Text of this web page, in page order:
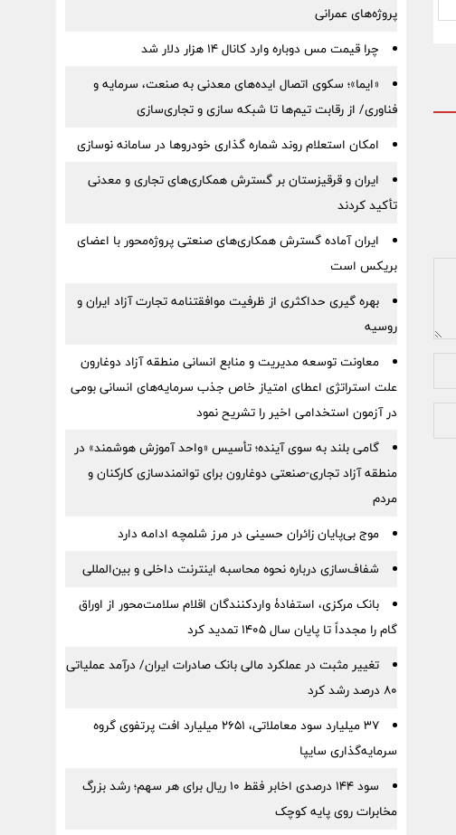
پروژه‌های عمرانی
چرا قیمت مس دوباره وارد کانال ۱۴ هزار دلار شد
«ایما»؛ سکوی اتصال ایده‌های معدنی به صنعت، سرمایه و
فناوری/ از رقابت تیم‌ها تا شبکه سازی و تجاری‌سازی
امکان استعلام روند شماره گذاری خودروها در سامانه نوسازی
ایران و قرقیزستان بر گسترش همکاری‌های تجاری و معدنی
تأکید کردند
ایران آماده گسترش همکاری‌های صنعتی پروژه‌محور با اعضای
بریکس است
بهره گیری حداکثری از ظرفیت موافقتنامه تجارت آزاد ایران و
روسیه
معاونت توسعه مدیریت و منابع انسانی منطقه آزاد دوغارون
علت استراتژی اعطای امتیاز خاص جذب سرمایه‌های انسانی بومی
در آزمون استخدامی اخیر را تشریح نمود
گامی بلند به سوی آینده؛ تأسیس «واحد آموزش هوشمند» در
منطقه آزاد تجاری-صنعتی دوغارون برای توانمندسازی کارکنان و
مردم
موج بی‌پایان زائران حسینی در مرز شلمچه ادامه دارد
شفاف‌سازی درباره نحوه محاسبه اینترنت داخلی و بین‌المللی
بانک مرکزی، استفادۀ واردکنندگان اقلام سلامت‌محور از اوراق
گام را مجدداً تا پایان سال ۱۴۰۵ تمدید کرد
تغییر مثبت در عملکرد مالی بانک صادرات ایران/ درآمد عملیاتی
80 درصد رشد کرد
۳۷ میلیارد سود معاملاتی، ۲۶۵۱ میلیارد افت پرتفوی گروه
سرمایه‌گذاری سایپا
سود ۱۴۴ درصدی اخابر فقط ۱۰ ریال برای هر سهم؛ رشد بزرگ
مخابرات روی پایه کوچک